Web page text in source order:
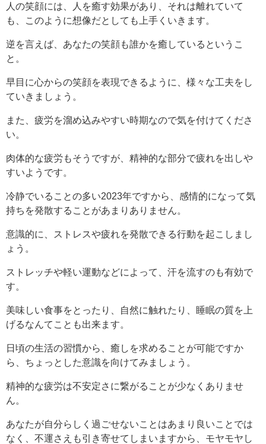
人の笑顔には、人を癒す効果があり、それは離れていて
も、このように想像だとしても上手くいきます。
逆を言えば、あなたの笑顔も誰かを癒しているというこ
と。
早目に心からの笑顔を表現できるように、様々な工夫をし
ていきましょう。
また、疲労を溜め込みやすい時期なので気を付けてくださ
い。
肉体的な疲労もそうですが、精神的な部分で疲れを出しや
すいようです。
冷静でいることの多い2023年ですから、感情的になって気
持ちを発散することがあまりありません。
意識的に、ストレスや疲れを発散できる行動を起こしまし
ょう。
ストレッチや軽い運動などによって、汗を流すのも有効で
す。
美味しい食事をとったり、自然に触れたり、睡眠の質を上
げるなんてことも出来ます。
日頃の生活の習慣から、癒しを求めることが可能ですか
ら、ちょっとした意識を向けてみましょう。
精神的な疲労は不安定さに繋がることが少なくありませ
ん。
あなたが自分らしく過ごせないことはあまり良いことでは
なく、不運さえも引き寄せてしまいますから、モヤモヤし